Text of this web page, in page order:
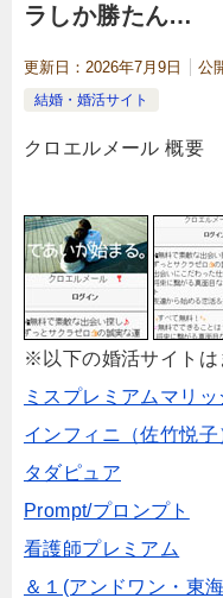
ラしか勝たん…
更新日： 2026年7月9日 公
結婚・婚活サイト
クロエルメール 概要
※以下の婚活サイトは
ミスプレミアムマリッ
インフィニ（佐竹悦子
タダピュア
Prompt/プロンプト
看護師プレミアム
＆１(アンドワン・東